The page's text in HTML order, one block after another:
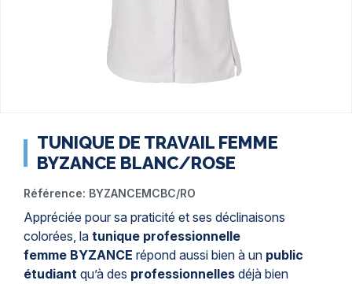
TUNIQUE DE TRAVAIL FEMME
BYZANCE BLANC/ROSE
Référence: BYZANCEMCBC/RO
Appréciée pour sa praticité et ses déclinaisons
colorées, la tunique professionnelle
femme BYZANCE répond aussi bien à un public
étudiant qu’à des professionnelles déjà bien